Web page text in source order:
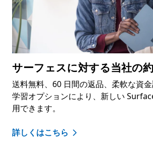
サーフェスに対する当社の
送料無料、60 日間の返品、柔軟な資
学習オプションにより、新しい
用できます。
詳しくはこちら